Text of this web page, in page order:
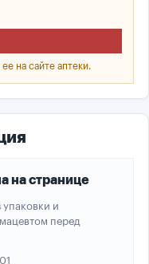
на сайте аптеки.
на странице
упаковки и
перед